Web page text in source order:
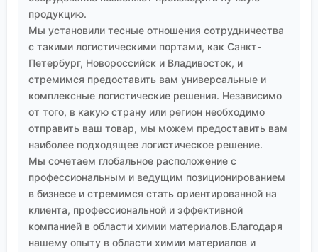
продукцию.
Мы установили тесные отношения сотрудничества
с такими логистическими портами, как Санкт-
Петербург, Новороссийск и Владивосток, и
стремимся предоставить вам универсальные и
комплексные логистические решения. Независимо
от того, в какую страну или регион необходимо
отправить ваш товар, мы можем предоставить вам
наиболее подходящее логистическое решение.
Мы сочетаем глобальное расположение с
профессиональным и ведущим позиционированием
в бизнесе и стремимся стать ориентированной на
клиента, профессиональной и эффективной
компанией в области химии материалов.Благодаря
нашему опыту в области химии материалов и